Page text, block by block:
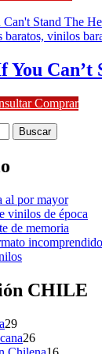
You Can’t
Comprar
al por mayor
vinilos de época
de memoria
CHILE
2929
productos
2626
productos
16